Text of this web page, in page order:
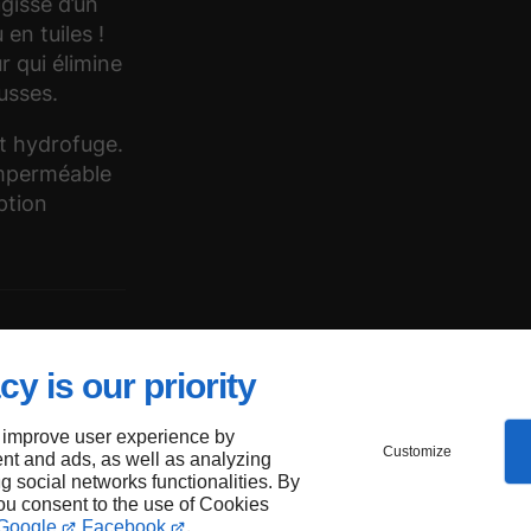
is our priority
user experience by
and ads, as well as analyzing
social networks functionalities. By
consent to the use of Cookies
Facebook .
Customize
en tuiles !
qui élimine
hydrofuge.
pour